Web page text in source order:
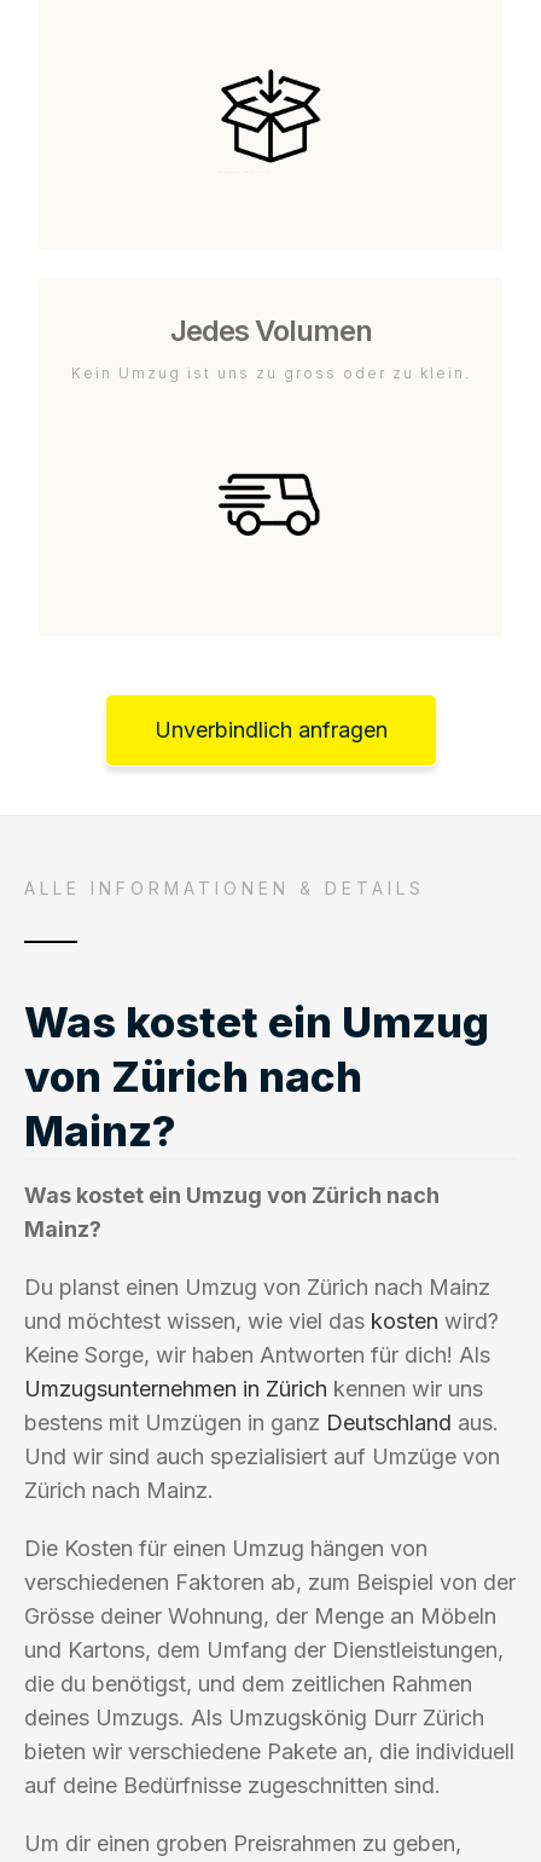
Jedes Volumen
Kein Umzug ist uns zu gross oder zu klein.
Unverbindlich anfragen
ALLE INFORMATIONEN & DETAILS
Was kostet ein Umzug
von Zürich nach
Mainz?
Was kostet ein Umzug von Zürich nach
Mainz?
Du planst einen Umzug von Zürich nach Mainz
und möchtest wissen, wie viel das kosten wird?
Keine Sorge, wir haben Antworten für dich! Als
Umzugsunternehmen in Zürich kennen wir uns
bestens mit Umzügen in ganz Deutschland aus.
Und wir sind auch spezialisiert auf Umzüge von
Zürich nach Mainz.
Die Kosten für einen Umzug hängen von
verschiedenen Faktoren ab, zum Beispiel von der
Grösse deiner Wohnung, der Menge an Möbeln
und Kartons, dem Umfang der Dienstleistungen,
die du benötigst, und dem zeitlichen Rahmen
deines Umzugs. Als Umzugskönig Durr Zürich
bieten wir verschiedene Pakete an, die individuell
auf deine Bedürfnisse zugeschnitten sind.
Um dir einen groben Preisrahmen zu geben,